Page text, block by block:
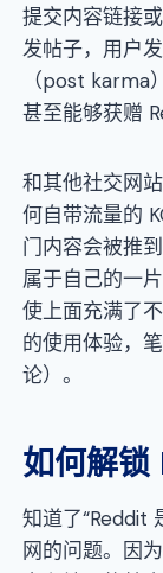
提交内容链接
发帖子，用户
（post karma
甚至能够获赠
和其他社交网
何自带流量的
门内容会被推
属于自己的一
使上面充满了
的使用体验，
论）。
如何解锁
知道了“Reddit
网的问题。因